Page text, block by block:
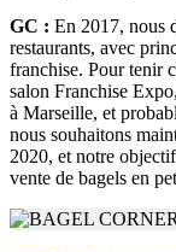
GC : En 2017, nous
restaurants, avec
franchise. Pour tenir
salon Franchise
à Marseille, et
nous souhaitons
2020, et notre
vente de bagels en